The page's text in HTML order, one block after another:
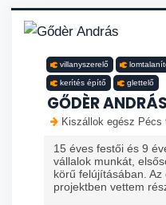
villanyszerelő
kerítés építő glettelő
GŐDÈR ANDRÁS
Kiszállok egész Pécs
15 éves festői és 9
vállalok munkát,
körű felújításában.
projektben vettem